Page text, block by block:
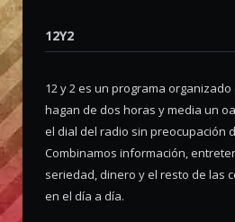
12Y2
12 y 2 es un programa
hagan de dos horas y media un
el dial del radio sin preocupación
Combinamos información,
seriedad, dinero y el resto de las
en el día a día.